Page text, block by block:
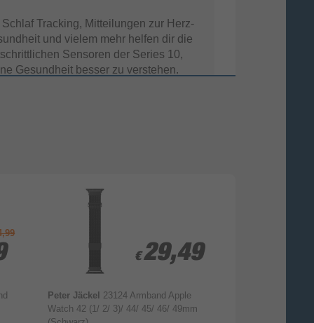
Schlaf Tracking, Mitteilungen zur Herz­
und vielem mehr helfen dir die
Sensoren der Series 10,
Gesundheit besser zu verstehen.
Wege, in
€ 29,49
€ 29,49
Peter Jäckel 23124 Armband Apple
Watch 42 (1/ 2/ 3)/ 44/ 45/ 46/ 49mm